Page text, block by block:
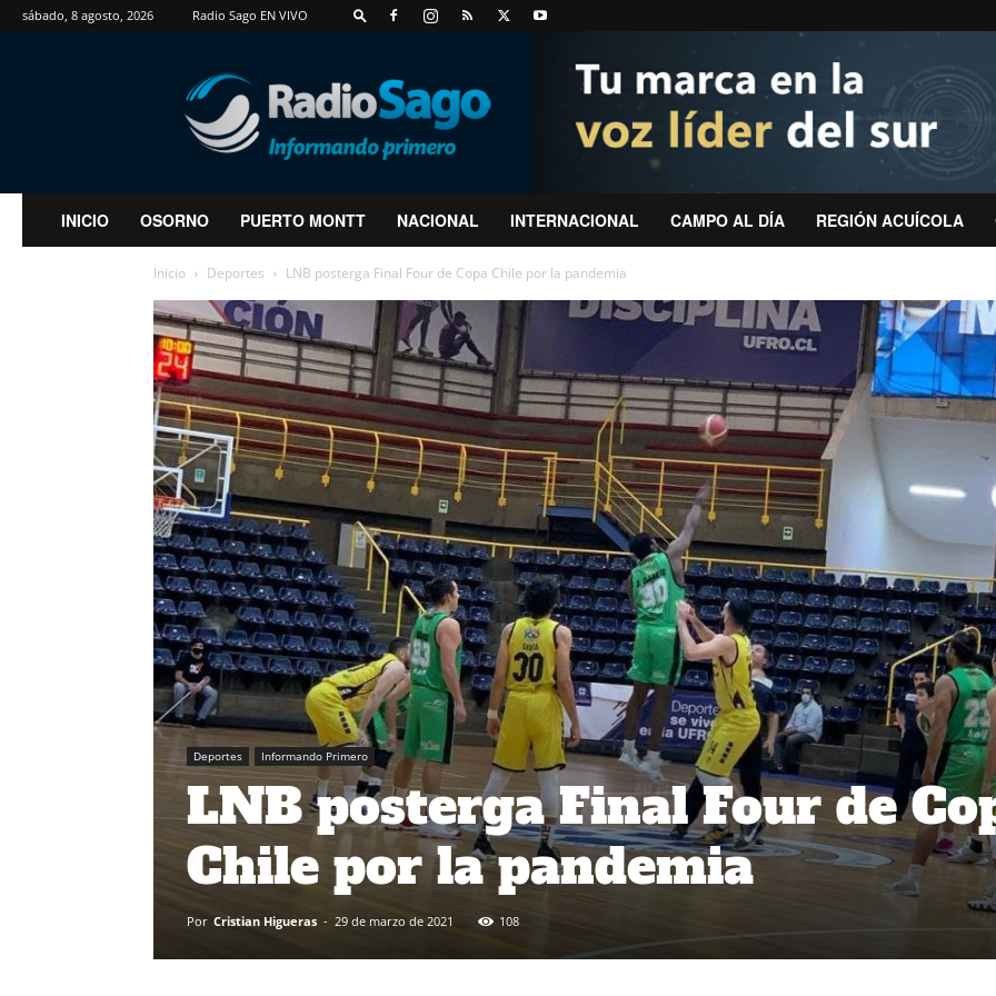
sábado, 8 agosto, 2026 Radio Sago EN VIVO
RadioSago
INICIO OSORNO PUERTO MONTT NACIONAL INTERNACIONAL CAMPO AL DÍA REGIÓN ACUÍCOLA
Inicio Deportes LNB posterga Final Four de Copa Chile por la pandemia
Deportes Informando Primero
LNB posterga Final Four de
Chile por la pandemia
Por Cristian Higueras - 29 de marzo de 2021 108